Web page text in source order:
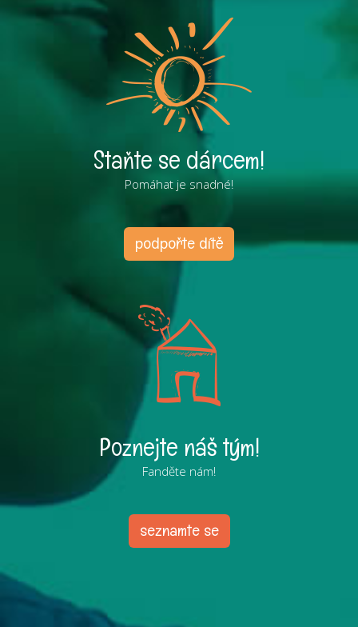
Staňte se dárcem!
Pomáhat je snadné!
podpořte dítě
Poznejte náš tým!
Fanděte nám!
seznamte se